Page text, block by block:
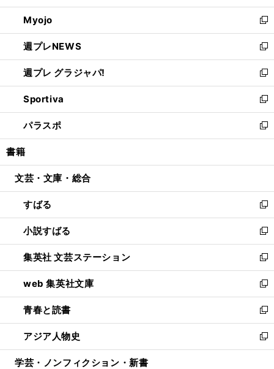
開
く
ウ
で
開
く
ン
ド
ウ
で
開
く
ウ
ィ
ン
ド
ウ
で
開
く
Myojo
新
し
い
ウ
ィ
ン
ド
ウ
で
開
週プレNEWS
新
し
い
ウ
ィ
ン
ド
ウ
開
週プレ グラジャパ!
新
し
い
ウ
ィ
ン
ウ
開
く
Sportiva
新
し
い
ウ
ン
ウ
で
開
く
パラスポ
新
し
ウ
ン
ド
ウ
で
開
く
書籍
文芸・文庫・総合
すばる
新
し
い
ウ
ィ
ン
ド
ウ
で
開
く
小説すばる
新
し
い
ウ
ィ
ン
ド
ウ
で
開
集英社 文芸ステーション
新
し
い
ウ
ィ
ン
ド
ウ
web 集英社文庫
新
し
い
ウ
ィ
ン
青春と読書
新
し
い
ウ
アジア人物史
新
し
学芸・ノンフィクション・新書